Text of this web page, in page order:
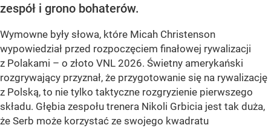
zespół i grono bohaterów.
Wymowne były słowa, które Micah Christenson
wypowiedział przed rozpoczęciem finałowej rywalizacji
z Polakami – o złoto VNL 2026. Świetny amerykański
rozgrywający przyznał, że przygotowanie się na rywalizację
z Polską, to nie tylko taktyczne rozgryzienie pierwszego
składu. Głębia zespołu trenera Nikoli Grbicia jest tak duża,
że Serb może korzystać ze swojego kwadratu